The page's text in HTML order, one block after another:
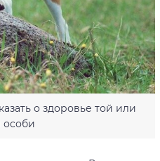
о здоровье той или
особи